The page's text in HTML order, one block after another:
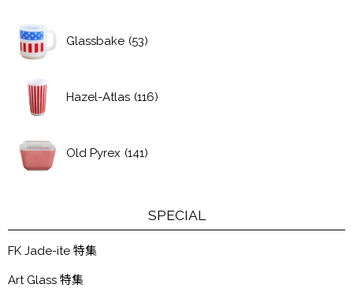
Glassbake (53)
Hazel-Atlas (116)
Old Pyrex (141)
SPECIAL
FK Jade-ite 特集
Art Glass 特集